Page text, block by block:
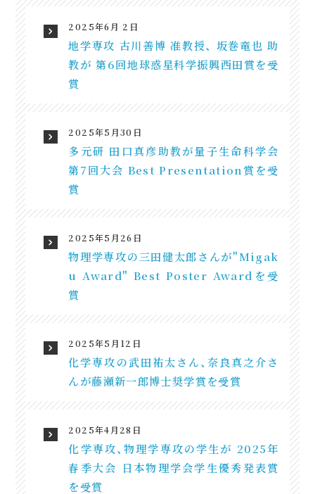
2025年6月 2日
地学専攻 古川善博 准教授、 坂巻竜也 助
教が 第6回地球惑星科学振興西田賞を受
賞
2025年5月30日
多元研 田口真彦助教が量子生命科学会
第7回大会 Best Presentation賞を受
賞
2025年5月26日
物理学専攻の三田健太郎さんが"Migak
u Award" Best Poster Awardを受
賞
2025年5月12日
化学専攻の武田祐太さん、奈良真之介さ
んが藤瀬新一郎博士奨学賞を受賞
2025年4月28日
化学専攻、物理学専攻の学生が 2025年
春季大会 日本物理学会学生優秀発表賞
を受賞